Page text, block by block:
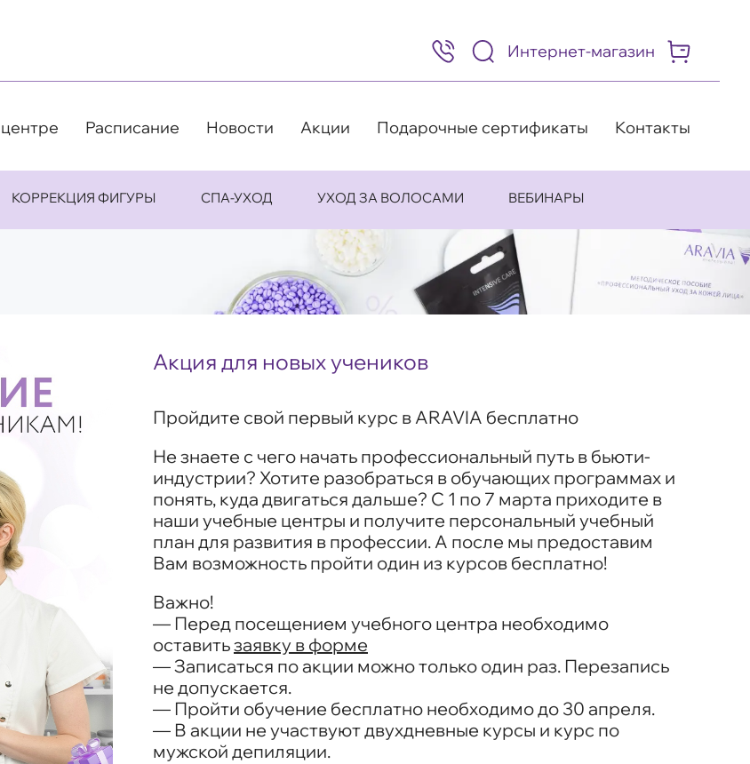
8
(495)
505-
98
Интернет-магазин
Расписание Новости Акции Подарочные сертификаты Контакты
КОРРЕКЦИЯ ФИГУРЫ СПА-УХОД УХОД ЗА ВОЛОСАМИ ВЕБИНАРЫ
Акция для новых учеников
Пройдите свой первый курс в ARAVIA бесплатно
Не знаете с чего начать профессиональный путь в бьюти-
индустрии? Хотите разобраться в обучающих программах и
понять, куда двигаться дальше? С 1 по 7 марта приходите в
наши учебные центры и получите персональный учебный
план для развития в профессии. А после мы предоставим
Вам возможность пройти один из курсов бесплатно!
Важно!
— Перед посещением учебного центра необходимо
оставитьзаявку в форме
— Записаться по акции можно только один раз. Перезапись
не допускается.
— Пройти обучение бесплатно необходимо до 30 апреля.
— В акции не участвуют двухдневные курсы и курс по
мужской депиляции.